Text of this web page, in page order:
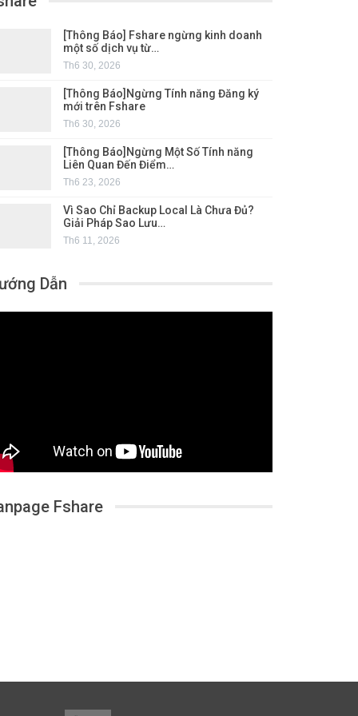
[Thông Báo] Fshare ngừng kinh doanh
một số dịch vụ từ…
Th6 30, 2026
[Thông Báo]Ngừng Tính năng Đăng ký
mới trên Fshare
Th6 30, 2026
[Thông Báo]Ngừng Một Số Tính năng
Liên Quan Đến Điểm…
Th6 23, 2026
Vì Sao Chỉ Backup Local Là Chưa Đủ?
Giải Pháp Sao Lưu…
Th6 11, 2026
Dẫn
Fshare